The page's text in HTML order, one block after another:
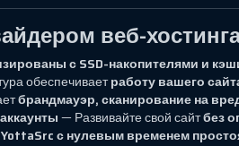
веб-
с SSD-накопителями и
обеспечиваетработу вашего
брандмауэр, сканирование на
— Развивайте свой сайтбез
YottaSrc с нулевым временем